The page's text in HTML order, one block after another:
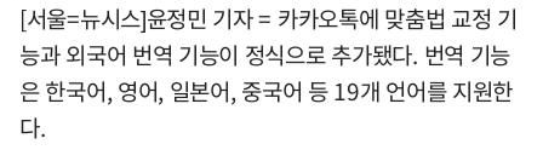
[서울=뉴시스]윤정민 기자 = 카카오톡에 맞춤법 교정 기
능과 외국어 번역 기능이 정식으로 추가됐다. 번역 기능
은 한국어, 영어, 일본어, 중국어 등 19개 언어를 지원한
다.